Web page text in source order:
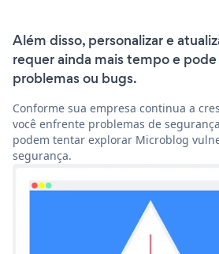
Além disso, personalizar e
requer ainda mais tempo e
problemas ou bugs.
Conforme sua empresa continua a
você enfrente problemas de
podem tentar explorar Microblog
segurança.